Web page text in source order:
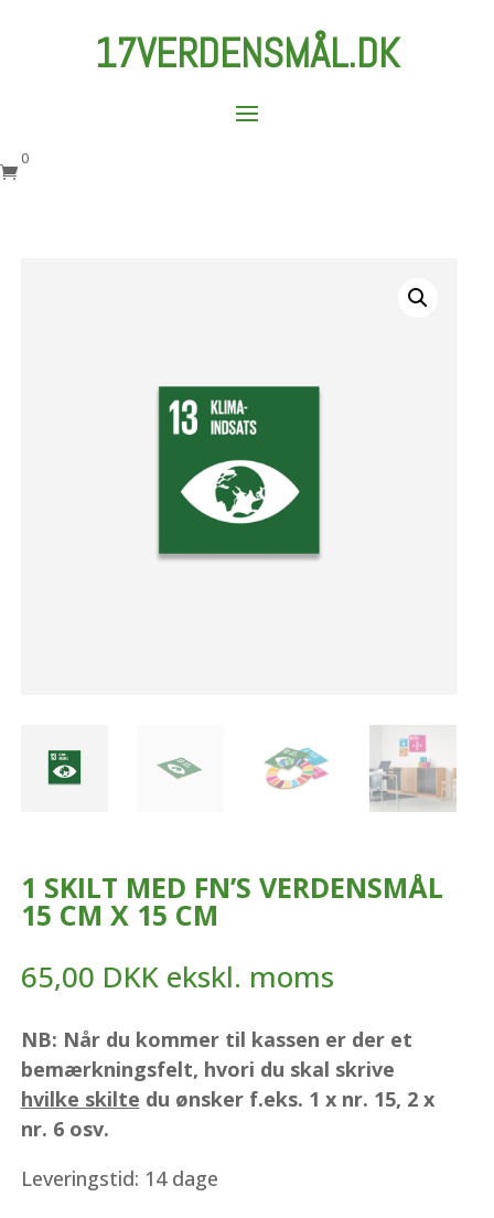
17VERDENSMÅL.DK

0
1 SKILT MED FN’S VERDENSMÅL
15 CM X 15 CM
65,00 DKK ekskl. moms
NB: Når du kommer til kassen er der et
bemærkningsfelt, hvori du skal skrive
hvilke skilte du ønsker f.eks. 1 x nr. 15, 2 x
nr. 6 osv.
Leveringstid: 14 dage